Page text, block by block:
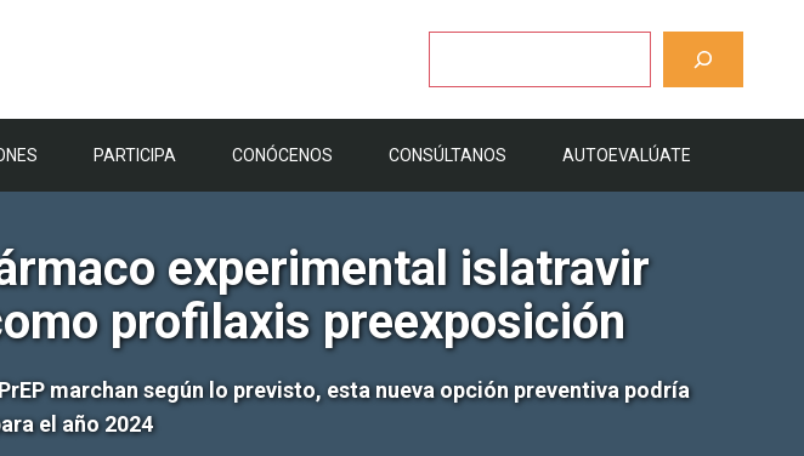
PARTICIPA CONÓCENOS CONSÚLTANOS AUTOEVALÚATE
experimental islatravir
profilaxis preexposición
marchan según lo previsto, esta nueva opción preventiva podría
el año 2024